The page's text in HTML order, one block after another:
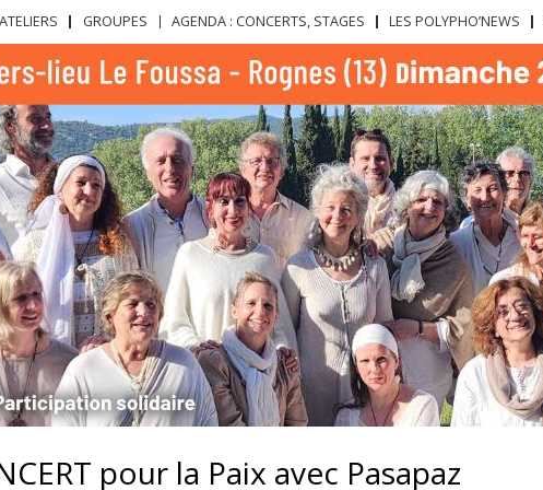
Aller au
principal
ATELIERS GROUPES AGENDA : CONCERTS, STAGES LES POLYPHO’NEWS
pour la Paix avec Pasapaz